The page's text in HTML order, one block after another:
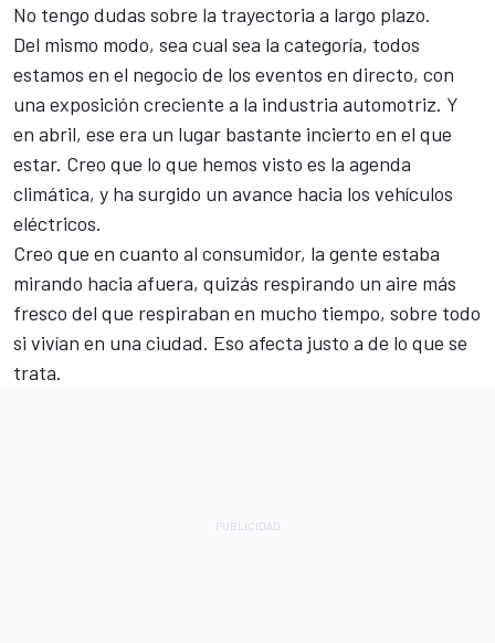
No tengo dudas sobre la trayectoria a largo plazo.
Del mismo modo, sea cual sea la categoría, todos
estamos en el negocio de los eventos en directo, con
una exposición creciente a la industria automotriz. Y
en abril, ese era un lugar bastante incierto en el que
estar. Creo que lo que hemos visto es la agenda
climática, y ha surgido un avance hacia los vehículos
eléctricos.
Creo que en cuanto al consumidor, la gente estaba
mirando hacia afuera, quizás respirando un aire más
fresco del que respiraban en mucho tiempo, sobre todo
si vivían en una ciudad. Eso afecta justo a de lo que se
trata.